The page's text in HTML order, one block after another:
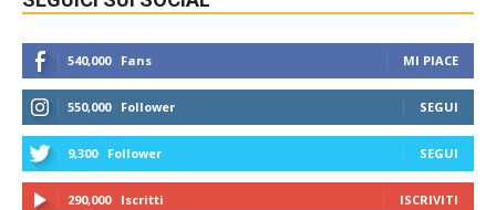
540,000 Fans MI PIACE
550,000 Follower SEGUI
9,300 Follower SEGUI
290,000 Iscritti ISCRIVITI